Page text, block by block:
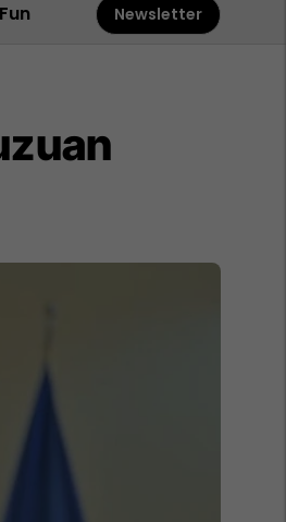
Fun Newsletter